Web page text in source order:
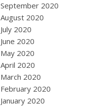
September 2020
August 2020
July 2020
June 2020
May 2020
April 2020
March 2020
February 2020
January 2020